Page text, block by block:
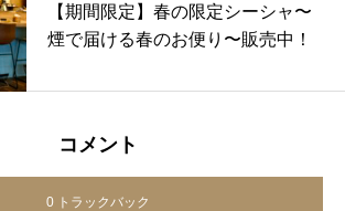
【期間限定】春の限定シーシャ〜
煙で届ける春のお便り〜販売中！
コメント
0 トラックバック